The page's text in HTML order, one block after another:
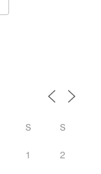
S S
1 2